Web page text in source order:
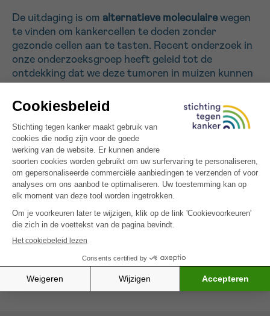
De uitdaging is om alternatieve moleculairewegen
te vinden om kankercellen te doden zonder
gezonde cellen aan te tasten. Recent onderzoek in
onze onderzoeksgroep heeft geleid tot de
ontdekking dat we deze tumoren in muizen kunnen
tegenstelling tot huidige chemotherapieën. Door
konden we de
bijwerkingenminimaliseren, doordat de nano-
partikels bij voorkeur opstapelen in de tumor. In dit
project wensen we eensuperieur roest-inducerend
nano-partikel(Nano-Ferro) te creëren die patiënt-
afkomstige tumoren kan laten wegroesten in
muizen, als aanloop voor het opzetten van klinische
studies.
Alle gefinancierde projecten